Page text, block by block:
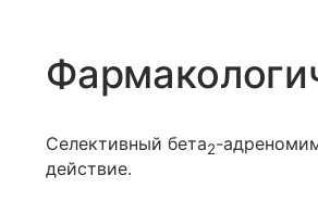
Селективный бета2-
действие.